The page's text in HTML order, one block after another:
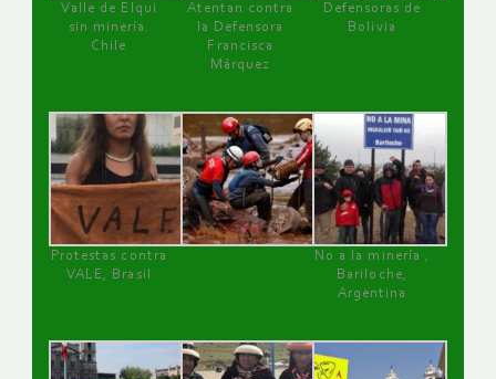
Valle de Elqui
sin minería.
Chile
Atentan contra
la Defensora
Francisca
Márquez
Defensoras de
Bolivia
Protestas contra
VALE, Brasil
No a la minería ,
Bariloche,
Argentina